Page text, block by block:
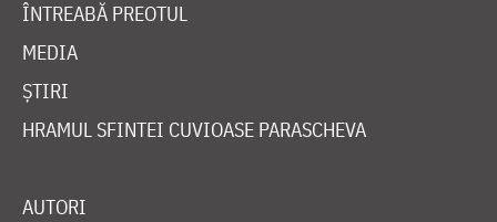
ÎNTREABĂ PREOTUL
MEDIA
ȘTIRI
HRAMUL SFINTEI CUVIOASE PARASCHEVA
AUTORI